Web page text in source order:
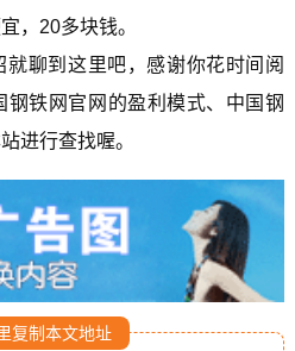
，20多块钱。
聊到这里吧，感谢你花时间阅
铁网官网的盈利模式、中国钢
进行查找喔。
复制本文地址